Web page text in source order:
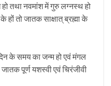
तथा नवमांश में गुरु लग्नस्थ हो
हों तो जातक साक्षात् ब्रह्मा के
के समय का जन्म हो एवं मंगल
पूर्ण यशस्वी एवं चिरंजीवी